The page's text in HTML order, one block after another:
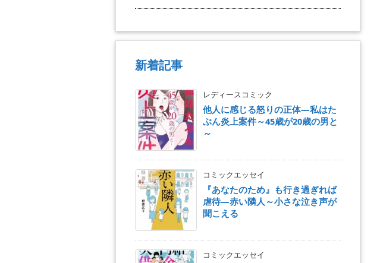
新着記事
レディースコミック
他人に感じる怒りの正体―私はた
ぶん炎上案件～45歳が20歳の男と
～
コミックエッセイ
『あなたのため』も行き過ぎれば
虐待―赤い隣人～小さな泣き声が
聞こえる
コミックエッセイ